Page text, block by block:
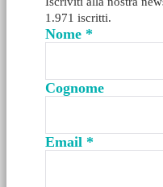
1.971 iscritti.
Nome *
Cognome
Email *